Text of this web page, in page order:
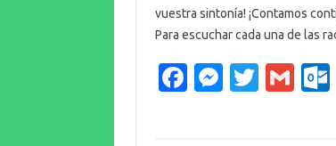
vuestra sintonía! ¡Contamos
Para escuchar cada una de las
Fa M
T
G